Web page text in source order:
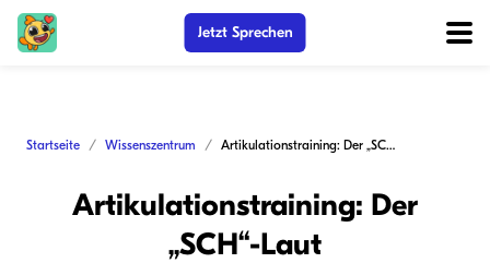
Jetzt Sprechen
Startseite Wissenszentrum Artikulationstraining: Der „SCH“-Laut
Artikulationstraining: Der
„SCH“-Laut